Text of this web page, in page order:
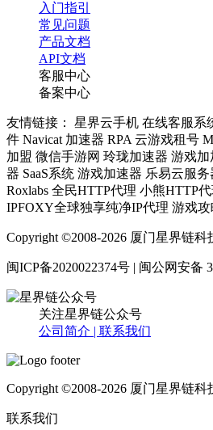
入门指引
常见问题
产品文档
API文档
客服中心
备案中心
友情链接： 星界云手机 在线客服系
件 Navicat 加速器 RPA 云游戏租号
加盟 微信手游网 玲珑加速器 游戏
器 SaaS系统 游戏加速器 乐易云服
Roxlabs 全民HTTP代理 小熊HTTP
IPFOXY全球独享纯净IP代理 游戏
Copyright ©2008-2026 厦门星界链
闽ICP备2020022374号 | 闽公网安备
关注星界链公众号
公司简介 | 联系我们
Copyright ©2008-2026 厦门星界链
联系我们